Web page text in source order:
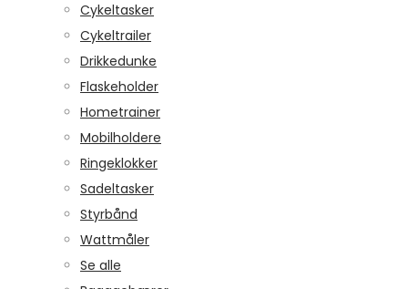
Cykeltasker
Cykeltrailer
Drikkedunke
Flaskeholder
Hometrainer
Mobilholdere
Ringeklokker
Sadeltasker
Styrbånd
Wattmåler
Se alle